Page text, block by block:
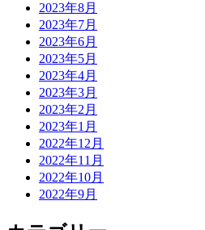
2023年8月
2023年7月
2023年6月
2023年5月
2023年4月
2023年3月
2023年2月
2023年1月
2022年12月
2022年11月
2022年10月
2022年9月